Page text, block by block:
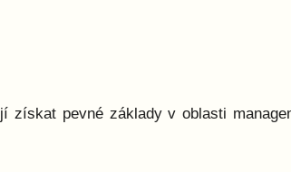
pevné základy v oblasti